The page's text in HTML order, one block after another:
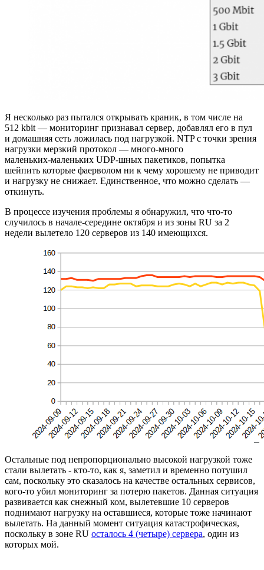
Я несколько раз пытался открывать краник, в том числе на
512 kbit — мониторинг признавал сервер, добавлял его в пул
и домашняя сеть ложилась под нагрузкой. NTP с точки зрения
нагрузки мерзкий протокол — много‑много
маленьких‑маленьких UDP‑шных пакетиков, попытка
шейпить которые фаерволом ни к чему хорошему не приводит
и нагрузку не снижает. Единственное, что можно сделать —
откинуть.
В процессе изучения проблемы я обнаружил, что что-то
случилось в начале-середине октября и из зоны RU за 2
недели вылетело 120 серверов из 140 имеющихся.
Остальные под непропорционально высокой нагрузкой тоже
стали вылетать - кто-то, как я, заметил и временно потушил
сам, поскольку это сказалось на качестве остальных сервисов,
кого-то убил мониторинг за потерю пакетов. Данная ситуация
развивается как снежный ком, вылетевшие 10 серверов
поднимают нагрузку на оставшиеся, которые тоже начинают
вылетать. На данный момент ситуация катастрофическая,
поскольку в зоне RU осталось 4 (четыре) сервера, один из
которых мой.